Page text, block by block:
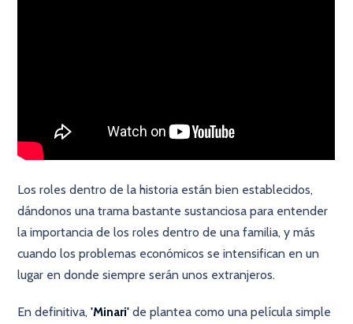
Los roles dentro de la historia están bien establecidos,
dándonos una trama bastante sustanciosa para entender
la importancia de los roles dentro de una familia, y más
cuando los problemas económicos se intensifican en un
lugar en donde siempre serán unos extranjeros.
En definitiva,'Minari' de plantea como una película simple